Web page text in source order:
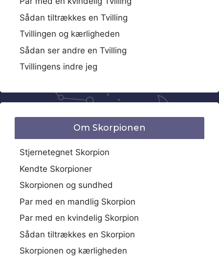
Sådan tiltrækkes en Tvilling
Tvillingen og kærligheden
Sådan ser andre en Tvilling
Tvillingens indre jeg
Om Skorpionen
Stjernetegnet Skorpion
Kendte Skorpioner
Skorpionen og sundhed
Par med en mandlig Skorpion
Par med en kvindelig Skorpion
Sådan tiltrækkes en Skorpion
Skorpionen og kærligheden